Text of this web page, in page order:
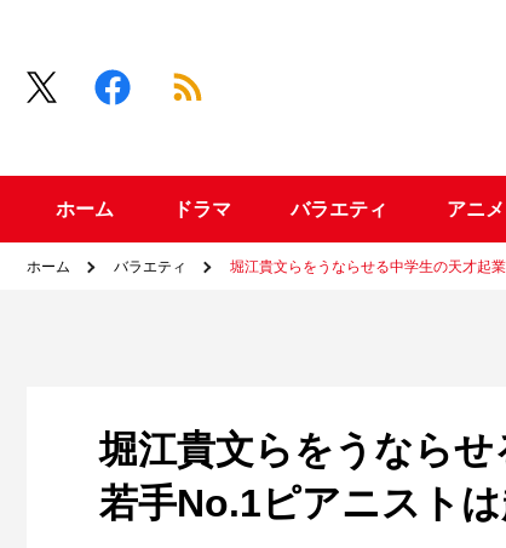
ホーム ドラマ バラエティ アニメ
ホーム バラエティ 堀江貴文らをうならせる中学生の天才起
堀江貴文らをうなら
若手No.1ピアニスト